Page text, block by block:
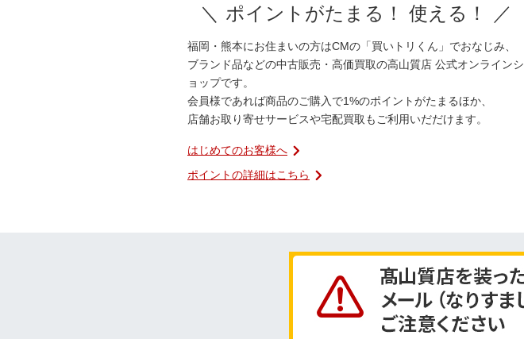
＼ ポイントがたまる！ 使える！ ／
福岡・熊本にお住まいの方はCMの「買いトリくん」でおなじみ、
ブランド品などの中古販売・高価買取の高山質店 公式オンラインシ
ョップです。
会員様であれば商品のご購入で1%のポイントがたまるほか、
店舗お取り寄せサービスや宅配買取もご利用いだだけます。
はじめてのお客様へ
ポイントの詳細はこちら